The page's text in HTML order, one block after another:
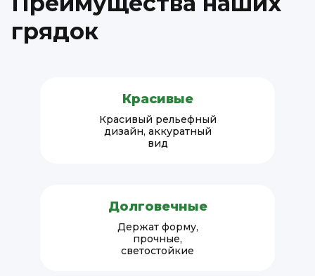
грядок
Красивые
Красивый рельефный
дизайн, аккуратный
вид
Долговечные
Держат форму,
прочные,
светостойкие